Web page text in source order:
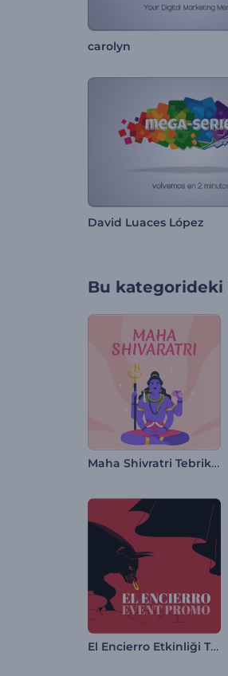
carolyn
David Luaces López
Bu kategorideki
Maha Shivratri Tebrik Videosu
El Encierro Etkinliği Tanıtımı